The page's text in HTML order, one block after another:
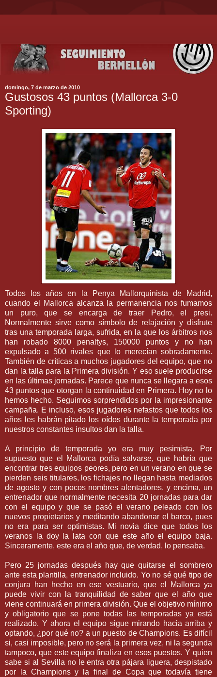
domingo, 7 de marzo de 2010
Gustosos 43 puntos (Mallorca 3-0
Sporting)
Todos los años en la Penya Mallorquinistade Madrid,
cuando el
Mallorcaalcanza la permanencia nos fumamos
un puro, que se encarga de traer Pedro, el presi.
Normalmente sirve como símbolo de relajación y disfrute
tras una temporada larga, sufrida, en la que los árbitros nos
han robado 8000 penaltys, 150000 puntos y no han
expulsado a 500 rivales que lo merecían sobradamente.
También de críticas a muchos jugadores del equipo, que no
dan la talla para la Primera división. Y eso suele producirse
en las últimas jornadas. Parece que nunca se llegara a esos
43 puntos que otorgan la continuidad en Primera. Hoy no lo
hemos hecho. Seguimos sorprendidos por la impresionante
campaña. E incluso, esos jugadores nefastos que todos los
años les habrán pitado los oídos durante la temporada por
nuestros constantes insultos dan la talla.
A principio de temporada yo era muy pesimista. Por
supuesto que el
Mallorca podía salvarse, que habría que
encontrar tres equipos peores, pero en un verano en que se
pierden seis titulares, los fichajes no llegan hasta mediados
de agosto y con pocos nombres alentadores, y encima, un
entrenador que normalmente necesita 20 jornadas para dar
con el equipo y que se pasó el verano peleado con los
nuevos propietarios y meditando abandonar el barco, pues
no era para ser optimistas. Mi novia dice que todos los
veranos la doy la lata con que este año el equipo baja.
Sinceramente, este era el año que, de verdad, lo pensaba.
Pero 25 jornadas después hay que quitarse el sombrero
ante esta plantilla, entrenador incluido. Yo no sé qué tipo de
conjura han hecho en ese vestuario, que el
Mallorcaya
puede vivir con la tranquilidad de saber que el año que
viene continuará en primera división. Que el objetivo mínimo
y obligatorio que se pone todas las temporadas ya está
realizado. Y ahora el equipo sigue mirando hacia arriba y
optando, ¿por qué no? a un puesto deChampions. Es difícil
si, casi imposible, pero no será la primera vez, ni la segunda
tampoco, que este equipo finaliza en esos puestos. Y quien
sabe si al Sevillano le entra otra pájara liguera, despistado
por la Championsy la final de Copa que todavía tiene